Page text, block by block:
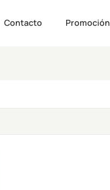
Contacto Promoción